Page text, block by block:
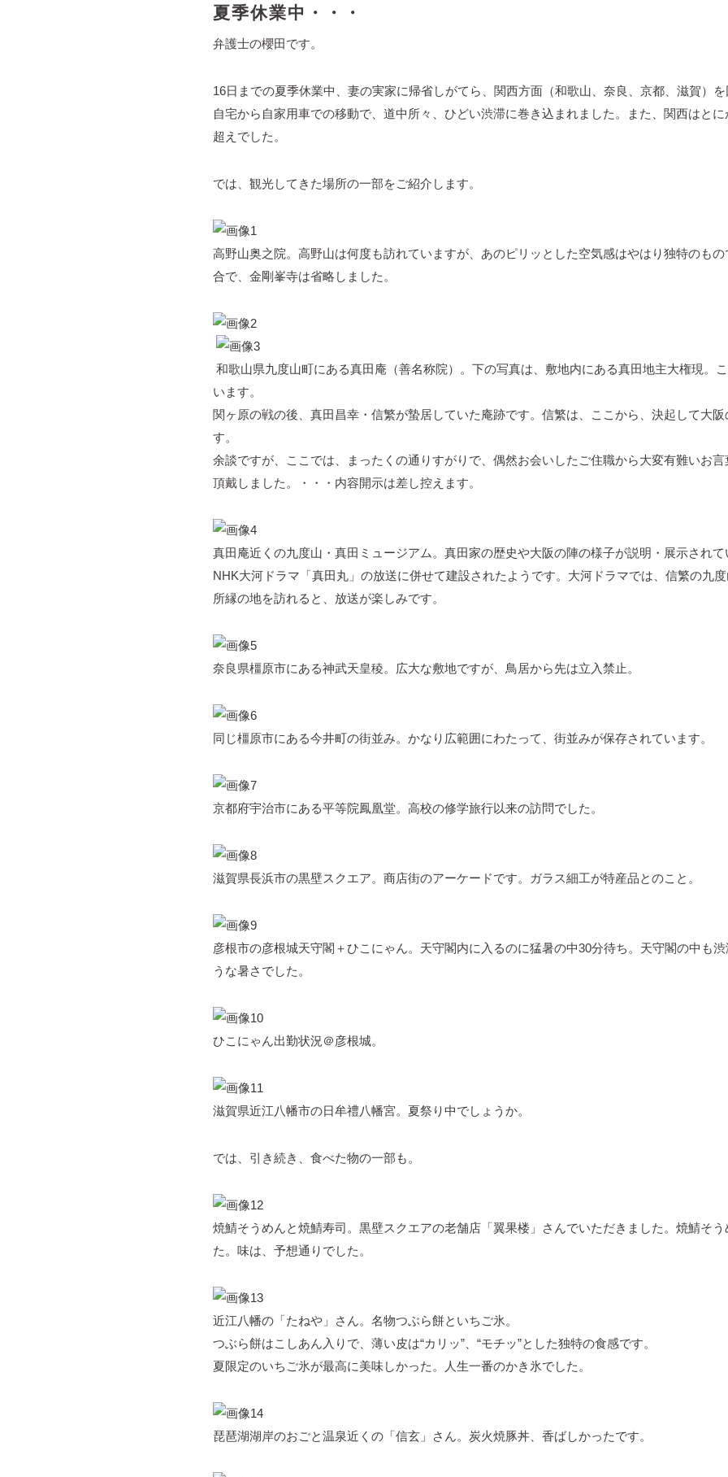
夏季休業中・・・
弁護士の櫻田です。
16日までの夏季休業中、妻の実家に帰省しがてら、関西方面（和歌山、奈良、京都、滋賀）を
自宅から自家用車での移動で、道中所々、ひどい渋滞に巻き込まれました。また、関西はと
超えでした。
では、観光してきた場所の一部をご紹介します。
高野山奥之院。高野山は何度も訪れていますが、あのピリッとした空気感はやはり独特のも
合で、金剛峯寺は省略しました。
和歌山県九度山町にある真田庵（善名称院）。下の写真は、敷地内にある真田地主大権現。
います。
関ヶ原の戦の後、真田昌幸・信繁が蟄居していた庵跡です。信繁は、ここから、決起して大
す。
余談ですが、ここでは、まったくの通りすがりで、偶然お会いしたご住職から大変有難いお
頂戴しました。・・・内容開示は差し控えます。
真田庵近くの九度山・真田ミュージアム。真田家の歴史や大阪の陣の様子が説明・展示されて
NHK大河ドラマ「真田丸」の放送に併せて建設されたようです。大河ドラマでは、信繁の九度
所縁の地を訪れると、放送が楽しみです。
奈良県橿原市にある神武天皇稜。広大な敷地ですが、鳥居から先は立入禁止。
同じ橿原市にある今井町の街並み。かなり広範囲にわたって、街並みが保存されています。
京都府宇治市にある平等院鳳凰堂。高校の修学旅行以来の訪問でした。
滋賀県長浜市の黒壁スクエア。商店街のアーケードです。ガラス細工が特産品とのこと。
彦根市の彦根城天守閣＋ひこにゃん。天守閣内に入るのに猛暑の中30分待ち。天守閣の中も
うな暑さでした。
ひこにゃん出勤状況＠彦根城。
滋賀県近江八幡市の日牟禮八幡宮。夏祭り中でしょうか。
では、引き続き、食べた物の一部も。
焼鯖そうめんと焼鯖寿司。黒壁スクエアの老舗店「翼果楼」さんでいただきました。焼鯖そ
た。味は、予想通りでした。
近江八幡の「たねや」さん。名物つぶら餅といちご氷。
つぶら餅はこしあん入りで、薄い皮は“カリッ”、“モチッ”とした独特の食感です。
夏限定のいちご氷が最高に美味しかった。人生一番のかき氷でした。
琵琶湖湖岸のおごと温泉近くの「信玄」さん。炭火焼豚丼、香ばしかったです。